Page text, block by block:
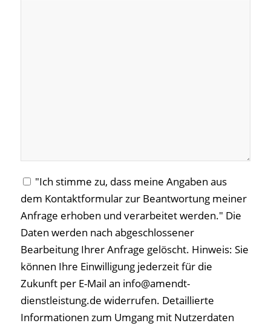
"Ich stimme zu, dass meine Angaben aus
dem Kontaktformular zur Beantwortung meiner
Anfrage erhoben und verarbeitet werden." Die
Daten werden nach abgeschlossener
Bearbeitung Ihrer Anfrage gelöscht. Hinweis: Sie
können Ihre Einwilligung jederzeit für die
Zukunft per E-Mail an info@amendt-
dienstleistung.de widerrufen. Detaillierte
Informationen zum Umgang mit Nutzerdaten